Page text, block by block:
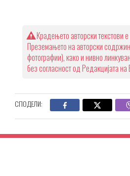
Крадењето авторски текстови
Преземањето на авторски
фотографии), како и нивно
без согласност од Редакцијата
СПОДЕЛИ: